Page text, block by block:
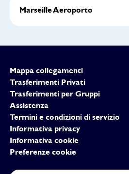
Marseille Aeroporto
Mappa collegamenti
Trasferimenti Privati
Trasferimenti per Gruppi
Assistenza
Termini e condizioni di servizio
Informativa privacy
Informativa cookie
Preferenze cookie